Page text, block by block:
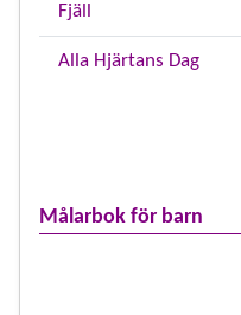
Fjäll
Alla Hjärtans Dag
Målarbok för barn